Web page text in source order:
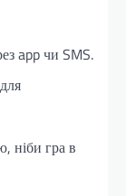
app чи SMS.
ніби гра в